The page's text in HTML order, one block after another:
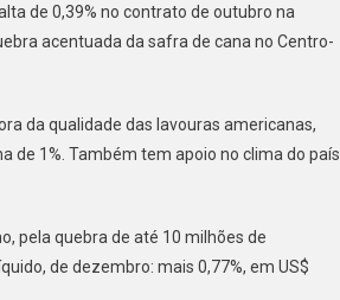
de 0,39% no contrato de outubro na
acentuada da safra de cana no Centro-
da qualidade das lavouras americanas,
de 1%. Também tem apoio no clima do país
pela quebra de até 10 milhões de
de dezembro: mais 0,77%, em US$